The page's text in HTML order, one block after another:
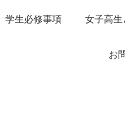
学生必修事項 女子高生
お